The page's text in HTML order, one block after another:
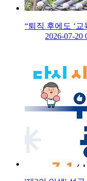
“퇴직 후에도 ‘
2026-07-20